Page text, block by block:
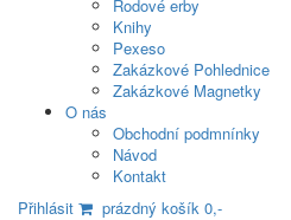
Rodové erby
Knihy
Pexeso
Zakázkové Pohlednice
Zakázkové Magnetky
O nás
Obchodní podmnínky
Návod
Kontakt
Přihlásit
prázdný košík 0,-